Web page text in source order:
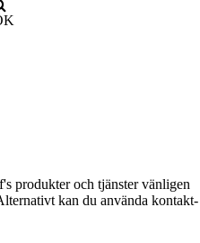
produkter och tjänster vänligen
kan du använda kontakt-